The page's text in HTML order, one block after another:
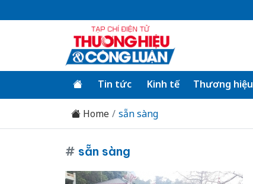
Tin tức Kinh tế Thương hiệu
Home sẵn sàng
# sẵn sàng